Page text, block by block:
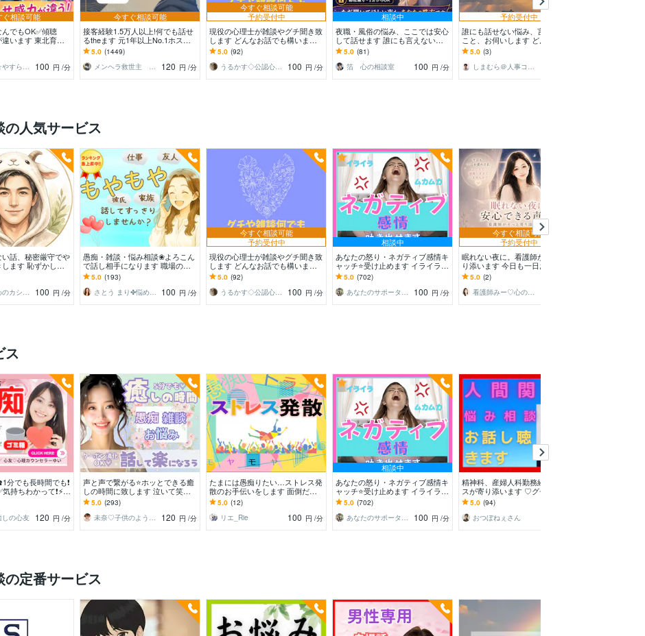
ぐ相談可能
でもOK✅️傾聴
います 東北育ち
力、あなたに寄り
す♥️
いやさか☆やすらぎの傾聴者
100 円 /分
今すぐ相談可能
接客経験1.5万人以上!何でも話せ
るtheます 元1年以上No.1ホスト
と気軽に雑談！もちろん愚痴も歓
迎
5.0 (1449)
メンヘラ救世主 えの
120 円 /分
今すぐ相談可能
予約受付中
現役の心理士が雑談やグチ聞き致
します どんなお話でも構いませ
ん。グチやイライラお聞きいたし
ます。
5.0 (92)
うるかす◇公認心理士◇
100 円 /分
相談中
夜職・風俗の悩み、ここでは安心
して話せます 誰にも言えない愚
痴や不安も偏見なくお聴きします
5.0 (81)
箔 心の相談室
100 円 /分
予約受付中
誰にも話せない悩み、言いにくい
こと、お伺いします どんな悩み
でも一人で抱え込まずにお聴かせ
下さい。寄り添います
5.0 (3)
しまむら＠人事コンサルタント
人気サービス
話、秘密厳守でや
ます 恥ずかしい
どい・本音→話し
ふわっふわのカシミヤ
100 円 /分
愚痴・雑談・悩み相談❀よろこん
で話し相手になります 職場の人
間関係・仕事・夫婦・親子❀どん
なお話もお聴きします❀
5.0 (193)
さとう まり✤悩めるあなたのそばにいます
100 円 /分
今すぐ相談可能
予約受付中
現役の心理士が雑談やグチ聞き致
します どんなお話でも構いませ
ん。グチやイライラお聞きいたし
ます。
5.0 (92)
うるかす◇公認心理士◇
100 円 /分
相談中
あなたの怒り・ネガティブ感情キ
ャッチ⭐受け止めます イライラ❗
不満/上司/愚痴を吐き出せる秘密
❤️の部屋です
5.0 (702)
あなたのサポーター⭐えみ
100 円 /分
今すぐ相談可能
予約受付中
眠れない夜に。看護師がそっと寄
り添います 今日も一日お疲れさ
ま。眠れない夜、お話ししません
か？
5.0 (2)
看護師みー♡心の休憩室
ス
分でも長時間でも❗️
持ちわかって❗️⚡️イ
や⚡️何でもOK♡
の心友
120 円 /分
声と声で繋がる⭐️ホッとできる癒
しの時間に致します 泣いて笑っ
て✨ありのままのあなたで♬気軽
に心のケアしましょ✨
5.0 (293)
未奈♡子供のようにありのままで⭐️
120 円 /分
たまには愚痴りたい…ストレス発
散のお手伝いをします 面倒だと
思われるアドバイスはせず、お話
の腰はおりません✨
5.0 (12)
リエ_Rie
100 円 /分
相談中
あなたの怒り・ネガティブ感情キ
ャッチ⭐受け止めます イライラ❗
不満/上司/愚痴を吐き出せる秘密
❤️の部屋です
5.0 (702)
あなたのサポーター⭐えみ
100 円 /分
精神科、産婦人科勤務経験のナー
スが寄り添います ♡グチ・不
満・イライラ・腹立つ事を話すと
心が軽くなります❣️
5.0 (94)
おつぼねぇさん
定番サービス